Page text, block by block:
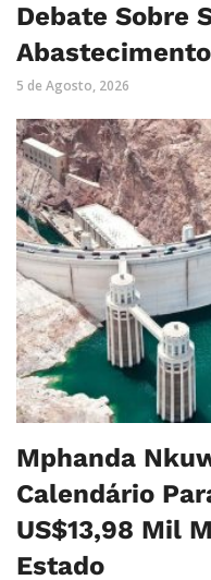
Debate Sobre
Abastecimento
5 de Agosto, 2026
Mphanda
Calendário
US$13,98 Mil
Estado